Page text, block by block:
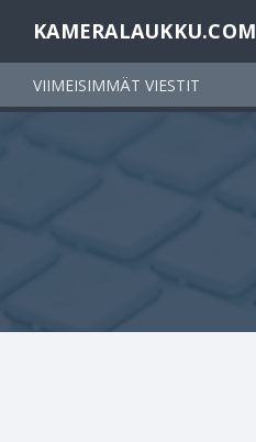
KAMERALAUKKU.COM
VIIMEISIMMÄT VIESTIT